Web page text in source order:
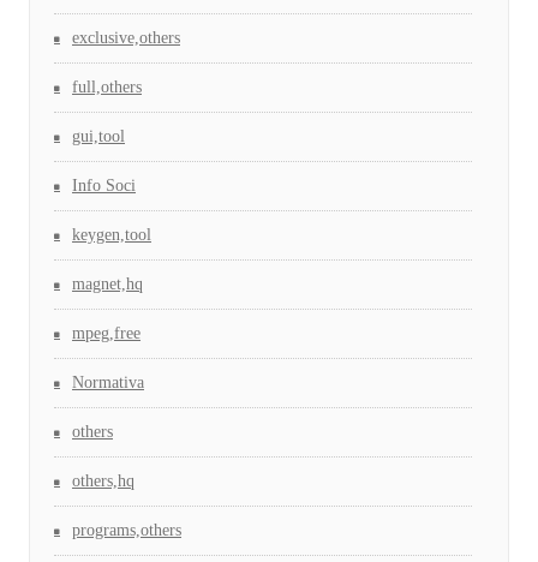
exclusive,others
full,others
gui,tool
Info Soci
keygen,tool
magnet,hq
mpeg,free
Normativa
others
others,hq
programs,others